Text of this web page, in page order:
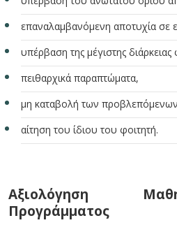
επαναλαμβανόμενη αποτυχία σε
υπέρβαση της μέγιστης διάρκειας
πειθαρχικά παραπτώματα,
μη καταβολή των
αίτηση του ίδιου του φοιτητή.
Αξιολόγηση
Προγράμματος